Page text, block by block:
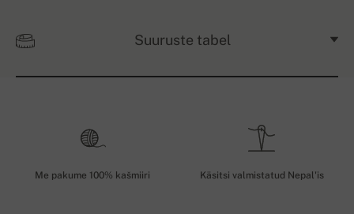
Suuruste tabel
Me pakume 100% kašmiiri Käsitsi valmistatud Nepal'is